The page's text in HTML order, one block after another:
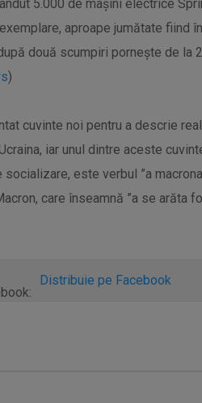
5.000 de mașini electrice
aproape jumătate fiind
două scumpiri pornește de la
)
cuvinte noi pentru a descrie
iar unul dintre aceste
este verbul ”a
care înseamnă ”a se arăta
Distribuie pe Facebook